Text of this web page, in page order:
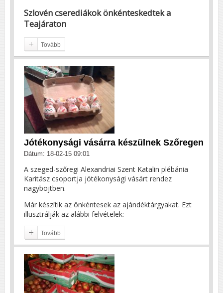
Szlovén cserediákok önkénteskedtek a
Teajáraton
Tovább
Jótékonysági vásárra készülnek Szőregen
Dátum: 18-02-15 09:01
A szeged-szőregi Alexandriai Szent Katalin plébánia
Karitász csoportja jótékonysági vásárt rendez
nagyböjtben.
Már készítik az önkéntesek az ajándéktárgyakat. Ezt
illusztrálják az alábbi felvételek:
Tovább